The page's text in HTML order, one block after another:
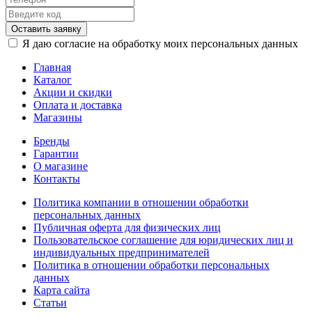
Оставить заявку
Я даю согласие на обработку моих персональных данных
Главная
Каталог
Акции и скидки
Оплата и доставка
Магазины
Бренды
Гарантии
О магазине
Контакты
Политика компании в отношении обработки
персональных данных
Публичная оферта для физических лиц
Пользовательское соглашение для юридических лиц и
индивидуальных предпринимателей
Политика в отношении обработки персональных
данных
Карта сайта
Статьи